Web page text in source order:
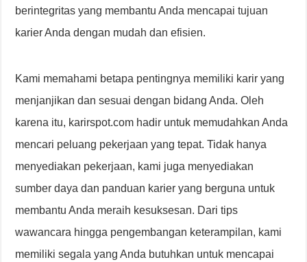
berintegritas yang membantu Anda mencapai tujuan
karier Anda dengan mudah dan efisien.
Kami memahami betapa pentingnya memiliki karir yang
menjanjikan dan sesuai dengan bidang Anda. Oleh
karena itu, karirspot.com hadir untuk memudahkan Anda
mencari peluang pekerjaan yang tepat. Tidak hanya
menyediakan pekerjaan, kami juga menyediakan
sumber daya dan panduan karier yang berguna untuk
membantu Anda meraih kesuksesan. Dari tips
wawancara hingga pengembangan keterampilan, kami
memiliki segala yang Anda butuhkan untuk mencapai